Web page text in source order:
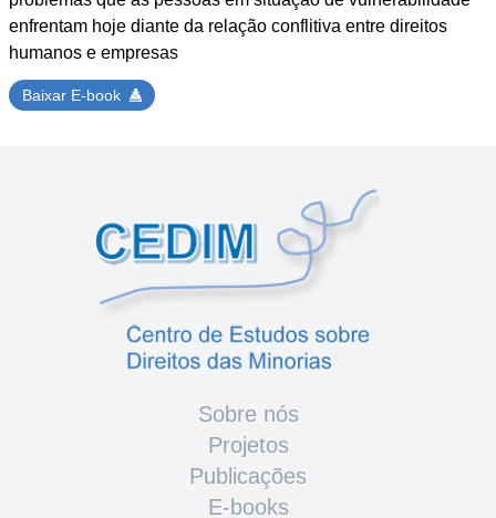
enfrentam hoje diante da relação conflitiva entre direitos
humanos e empresas
Baixar E-book
Sobre nós
Projetos
Publicações
E-books